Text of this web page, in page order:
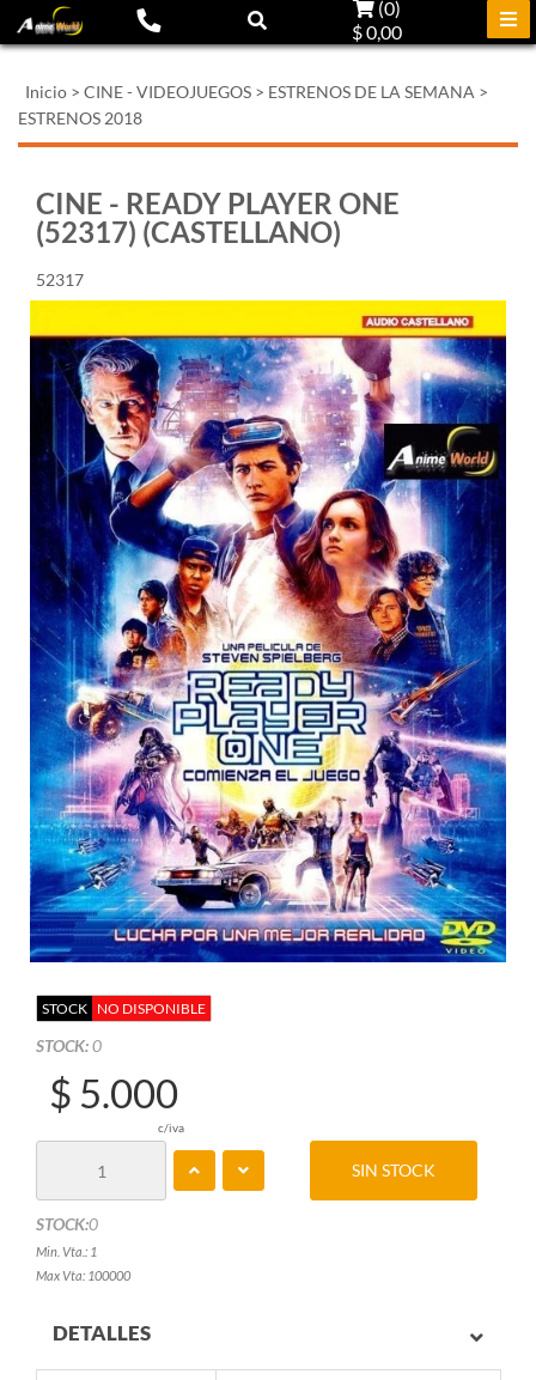
(0)
$ 0,00
Inicio > CINE - VIDEOJUEGOS > ESTRENOS DE LA SEMANA >
ESTRENOS 2018
CINE - READY PLAYER ONE
(52317) (CASTELLANO)
52317
STOCK NO DISPONIBLE
STOCK:0
$ 5.000
c/iva
STOCK:0
Min. Vta.: 1
Max Vta: 100000
SIN STOCK
DETALLES